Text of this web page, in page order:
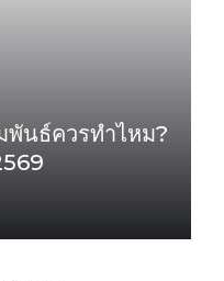
พันธ์ควรทำไหม?